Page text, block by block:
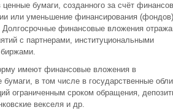
бумаги, созданного за счёт
или уменьшение финансирования
Долгосрочные финансовые вложения
с партнерами, институциональными
имеют финансовые вложения в
бумаги, в том числе в государственные
ограниченным сроком обращения,
векселя и др.